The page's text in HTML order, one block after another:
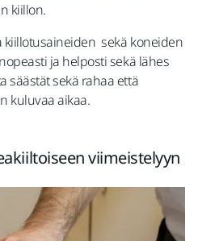
kiillon.
kiillotusaineiden sekä koneiden
ja helposti sekä lähes
säästät sekä rahaa että
kuluvaa aikaa.
viimeistelyyn